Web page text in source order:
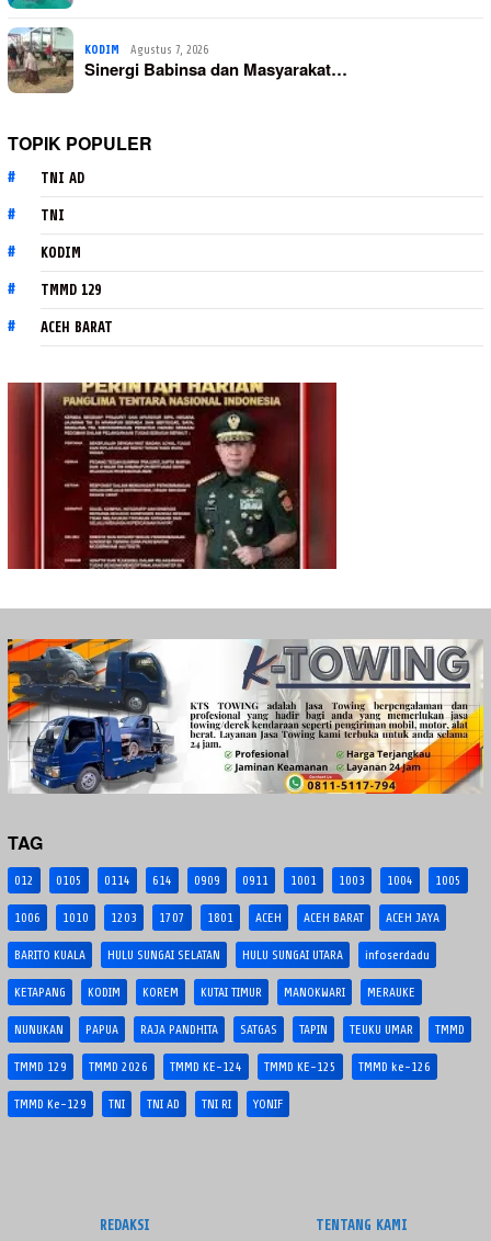
KODIM Agustus 7, 2026
Sinergi Babinsa dan Masyarakat…
TOPIK POPULER
TNI AD
TNI
KODIM
TMMD 129
ACEH BARAT
TAG
012 0105 0114 614 0909 0911 1001 1003 1004 1005
1006 1010 1203 1707 1801 ACEH ACEH BARAT ACEH JAYA
BARITO KUALA HULU SUNGAI SELATAN HULU SUNGAI UTARA infoserdadu
KETAPANG KODIM KOREM KUTAI TIMUR MANOKWARI MERAUKE
NUNUKAN PAPUA RAJA PANDHITA SATGAS TAPIN TEUKU UMAR TMMD
TMMD 129 TMMD 2026 TMMD KE-124 TMMD KE-125 TMMD ke-126
TMMD Ke-129 TNI TNI AD TNI RI YONIF
REDAKSI TENTANG KAMI